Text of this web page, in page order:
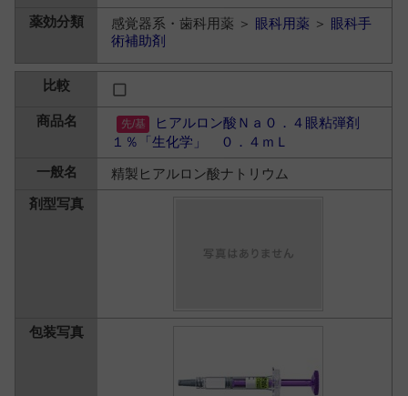
感覚器系・歯科用薬 ＞ 眼科用薬 ＞ 眼科手
術補助剤
ヒアルロン酸Ｎａ０．４眼粘弾剤
１％「生化学」 ０．４ｍＬ
精製ヒアルロン酸ナトリウム